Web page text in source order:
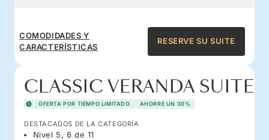
COMODIDADES Y
CARACTERÍSTICAS
RESERVE SU SUITE
CLASSIC VERANDA SUITE
OFERTA POR TIEMPO LIMITADO AHORRE UN 30%
DESTACADOS DE LA CATEGORÍA
Nivel 5, 6 de 11